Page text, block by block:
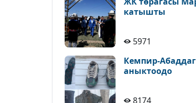
катышты
5971
Кемпир-
аныктоодо
8174